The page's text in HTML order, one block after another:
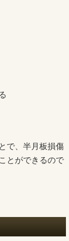
で、半月板損傷
とができるので